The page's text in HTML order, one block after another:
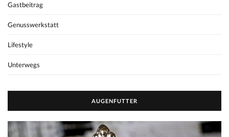
Gastbeitrag
Genusswerkstatt
Lifestyle
Unterwegs
AUGENFUTTER